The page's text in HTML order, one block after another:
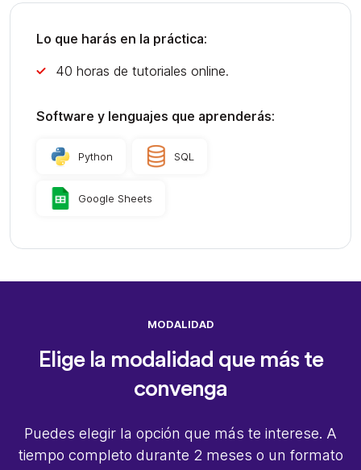
Lo que harás en la práctica:
40 horas de tutoriales online.
Software y lenguajes que aprenderás:
Python SQL
Google Sheets
MODALIDAD
Elige la modalidad que más te
convenga
Puedes elegir la opción que más te interese. A
tiempo completo durante 2 meses o un formato